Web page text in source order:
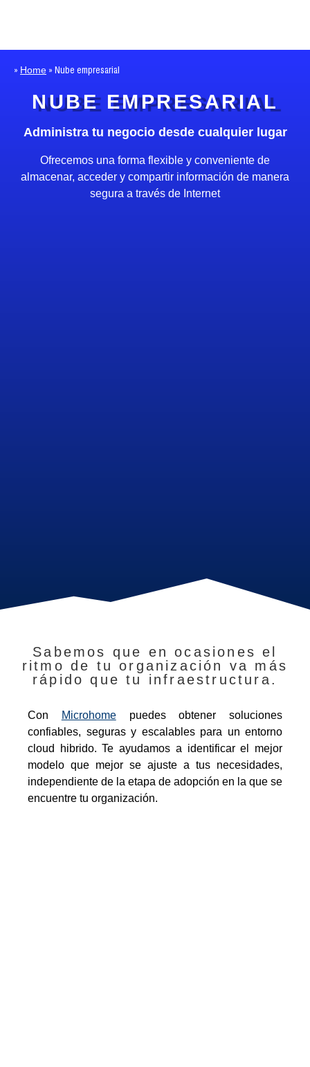
» Home » Nube empresarial
NUBE EMPRESARIAL
Administra tu negocio desde cualquier lugar
Ofrecemos una forma flexible y conveniente de
almacenar, acceder y compartir información de manera
segura a través de Internet
Sabemos que en ocasiones el
ritmo de tu organización va más
rápido que tu infraestructura.
Con Microhomepuedes obtener soluciones
confiables, seguras y escalables para un entorno
cloud hibrido. Te ayudamos a identificar el mejor
modelo que mejor se ajuste a tus necesidades,
independiente de la etapa de adopción en la que se
encuentre tu organización.